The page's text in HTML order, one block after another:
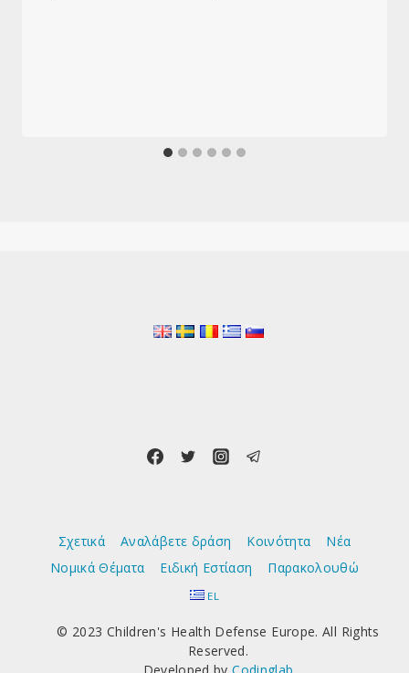
Σχετικά Αναλάβετε δράση Κοινότητα
Νέα
Νομικά Θέματα
Ειδική Εστίαση Παρακολουθώ
EL
© 2023 Children's Health Defense Europe. All Rights
Reserved.